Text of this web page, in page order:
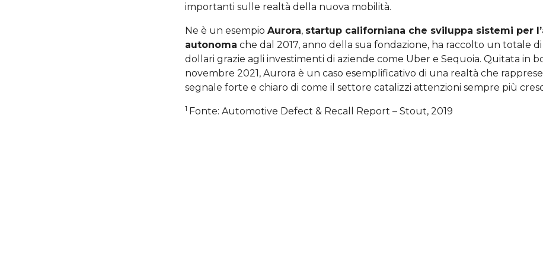
importanti sulle realtà della nuova mobilità.
Ne è un esempio Aurora, startup californiana che sviluppa sistemi per
autonoma che dal 2017, anno della sua fondazione, ha raccolto un totale di
dollari grazie agli investimenti di aziende come Uber e Sequoia. Quitata in
novembre 2021, Aurora è un caso esemplificativo di una realtà che
segnale forte e chiaro di come il settore catalizzi attenzioni sempre più
1 Fonte: Automotive Defect & Recall Report – Stout, 2019